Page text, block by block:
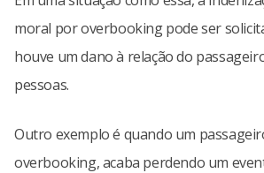
moral por overbooking pode ser
houve um dano à relação do
pessoas.
Outro exemplo é quando um
overbooking, acaba perdendo um